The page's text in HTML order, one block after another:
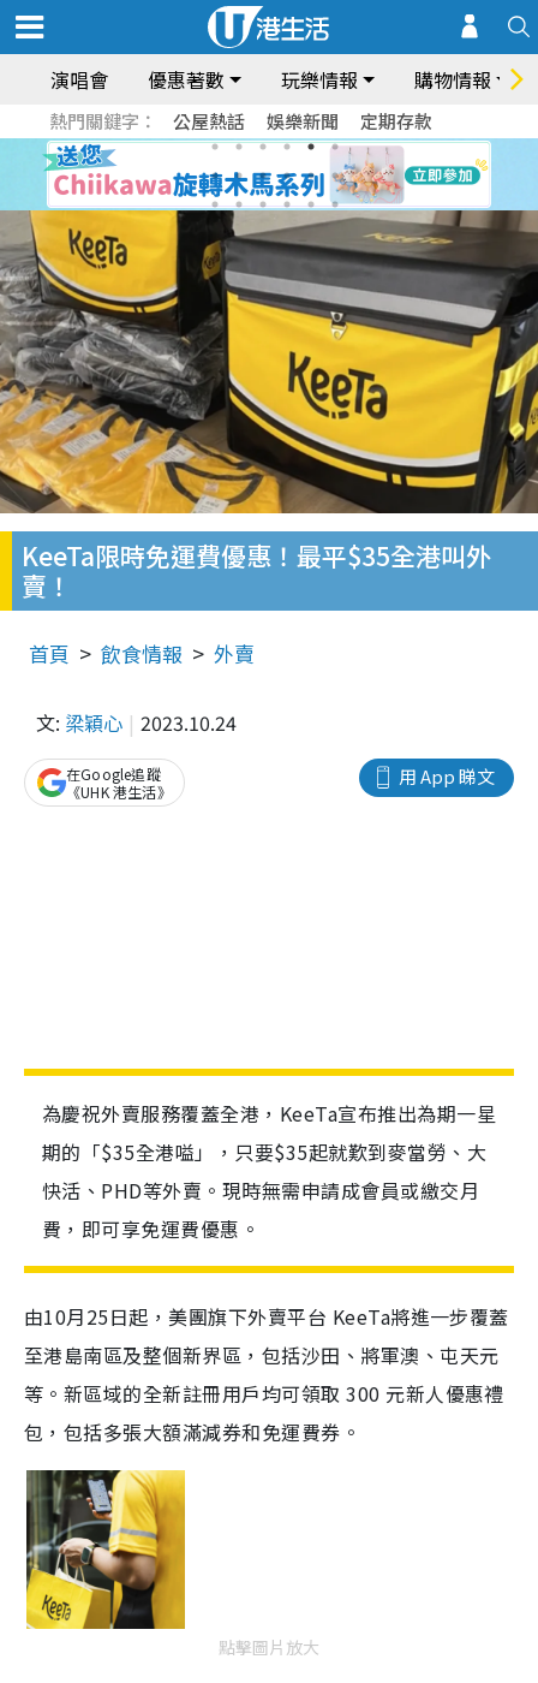
演唱會 優惠著數 玩樂情報 購物情報
熱門關鍵字： 公屋熱話 娛樂新聞 定期存款
KeeTa限時免運費優惠！最平$35全港叫外
賣！
首頁 飲食情報 外賣
文: 梁穎心 2023.10.24
用 App 睇文
在Google追蹤
《UHK 港生活》
為慶祝外賣服務覆蓋全港，KeeTa宣布推出為期一星
期的「$35全港嗌」，只要$35起就歎到麥當勞、大
快活、PHD等外賣。現時無需申請成會員或繳交月
費，即可享免運費優惠。
由10月25日起，美團旗下外賣平台 KeeTa將進一步覆蓋
至港島南區及整個新界區，包括沙田、將軍澳、屯天元
等。新區域的全新註冊用戶均可領取 300 元新人優惠禮
包，包括多張大額滿減券和免運費券。
點擊圖片放大